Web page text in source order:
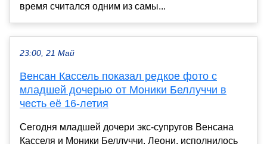
время считался одним из самы...
23:00, 21 Май
Венсан Кассель показал редкое фото с
младшей дочерью от Моники Беллуччи в
честь её 16-летия
Сегодня младшей дочери экс-супругов Венсана
Касселя и Моники Беллуччи, Леони, исполнилось